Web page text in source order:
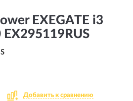
EXEGATE i3
EX295119RUS
Добавить к сравнению